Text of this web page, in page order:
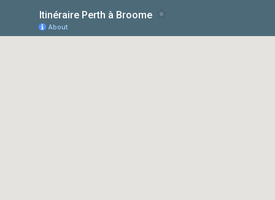
Itinéraire Perth à Broome
About